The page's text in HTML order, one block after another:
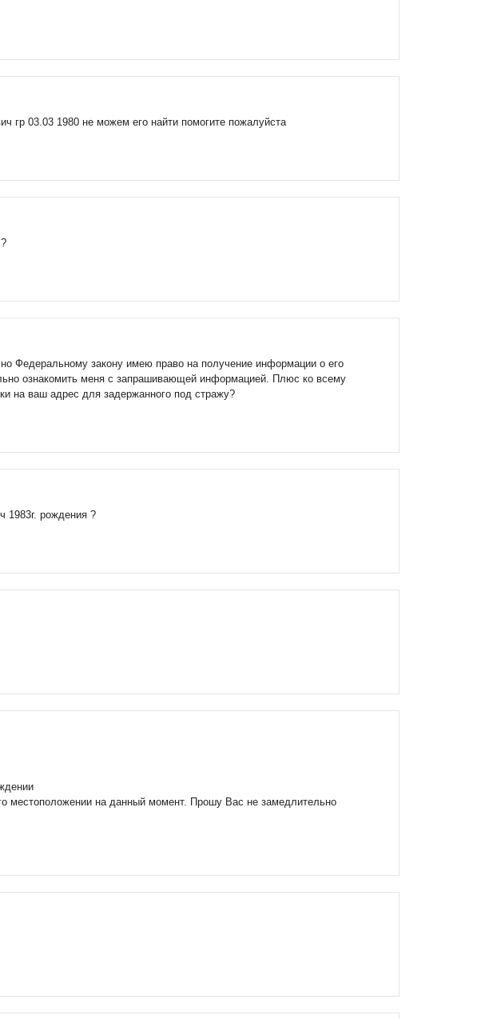
гр 03.03 1980 не можем его найти помогите пожалуйста
Федеральному закону имею право на получение информации о его
ознакомить меня с запрашивающей информацией. Плюс ко всему
на ваш адрес для задержанного под стражу?
1983г. рождения ?
местоположении на данный момент. Прошу Вас не замедлительно